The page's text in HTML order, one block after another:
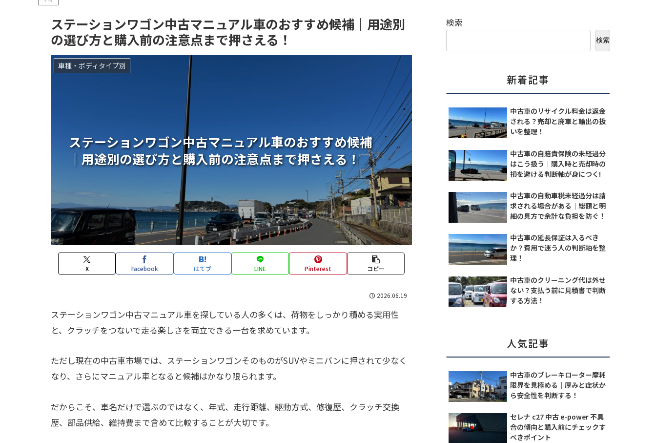
ステーションワゴン中古マニュアル車のおすすめ候補｜用途別
の選び方と購入前の注意点まで押さえる！
ステーションワゴン中古マニュアル車のおすすめ候補
｜用途別の選び方と購入前の注意点まで押さえる！
車種・ボディタイプ別
X Facebook はてブ LINE Pinterest コピー
2026.06.19
ステーションワゴン中古マニュアル車を探している人の多くは、荷物をしっかり積める実用性
と、クラッチをつないで走る楽しさを両立できる一台を求めています。
ただし現在の中古車市場では、ステーションワゴンそのものがSUVやミニバンに押されて少なく
なり、さらにマニュアル車となると候補はかなり限られます。
だからこそ、車名だけで選ぶのではなく、年式、走行距離、駆動方式、修復歴、クラッチ交換
歴、部品供給、維持費まで含めて比較することが大切です。
検索
検索
新着記事
中古車のリサイクル料金は返金
される？売却と廃車と輸出の扱
いを整理！
中古車の自賠責保険の未経過分
はこう扱う｜購入時と売却時の
損を避ける判断軸が身につく!
中古車の自動車税未経過分は請
求される場合がある｜総額と明
細の見方で余計な負担を防ぐ！
中古車の延長保証は入るべき
か？費用で迷う人の判断軸を整
理！
中古車のクリーニング代は外せ
ない？支払う前に見積書で判断
する方法！
人気記事
中古車のブレーキローター摩耗
限界を見極める｜厚みと症状か
ら安全性を判断する！
セレナ c27 中古 e-power 不具
合の傾向と購入前にチェックす
べきポイント